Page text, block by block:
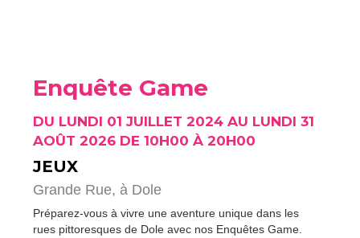
Enquête Game
DU LUNDI 01 JUILLET 2024 AU LUNDI 31
AOÛT 2026 DE 10H00 À 20H00
JEUX
Grande Rue, à Dole
Préparez-vous à vivre une aventure unique dans les
rues pittoresques de Dole avec nos Enquêtes Game.